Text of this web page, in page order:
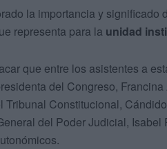
la importancia y significado
representa para la unidad
que entre los asistentes a
del Congreso,
Tribunal Constitucional,
del Poder Judicial,